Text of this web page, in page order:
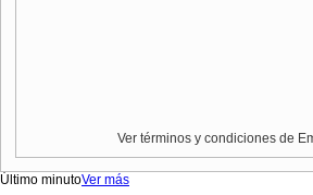
Ver términos y condiciones de
Último minutoVer más